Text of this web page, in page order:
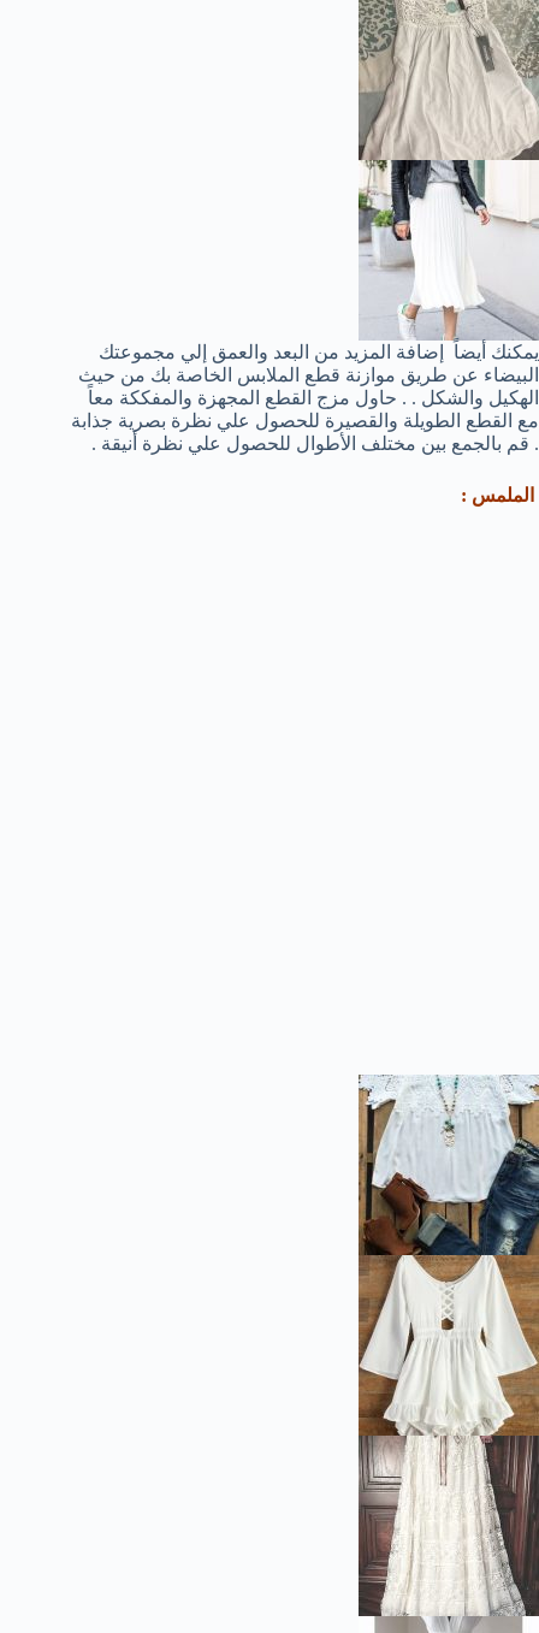
يمكنك أيضاً إضافة المزيد من البعد والعمق إلي مجموعتك
البيضاء عن طريق موازنة قطع الملابس الخاصة بك من حيث
الهكيل والشكل . . حاول مزج القطع المجهزة والمفككة معاً
مع القطع الطويلة والقصيرة للحصول علي نظرة بصرية جذابة
. قم بالجمع بين مختلف الأطوال للحصول علي نظرة أنيقة .
الملمس :